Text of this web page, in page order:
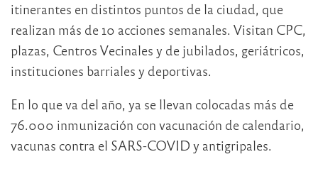
itinerantes en distintos puntos de la ciudad, que
realizan más de 10 acciones semanales. Visitan CPC,
plazas, Centros Vecinales y de jubilados, geriátricos,
instituciones barriales y deportivas.
En lo que va del año, ya se llevan colocadas más de
76.000 inmunización con vacunación de calendario,
vacunas contra el SARS-COVID y antigripales.